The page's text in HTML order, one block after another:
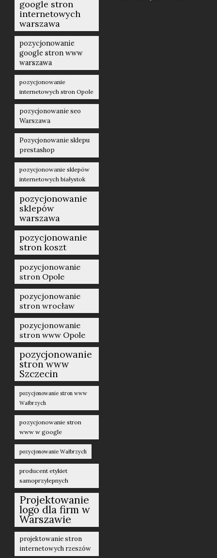
google stron
internetowych
warszawa
pozycjonowanie
google stron www
warszawa
pozycjonowanie
internetowych stron Opole
pozycjonowanie seo
Warszawa
Pozycjonowanie sklepu
prestashop
pozycjonowanie sklepów
internetowych białystok
pozycjonowanie
sklepów
warszawa
pozycjonowanie
stron koszt
pozycjonowanie
stron Opole
pozycjonowanie
stron wrocław
pozycjonowanie
stron www Opole
pozycjonowanie
stron www
Szczecin
pozycjonowanie stron www
Wałbrzych
pozycjonowanie stron
www w google
pozycjonowanie Wałbrzych
producent etykiet
samoprzylepnych
Projektowanie
logo dla firm w
Warszawie
projektowanie stron
internetowych rzeszów